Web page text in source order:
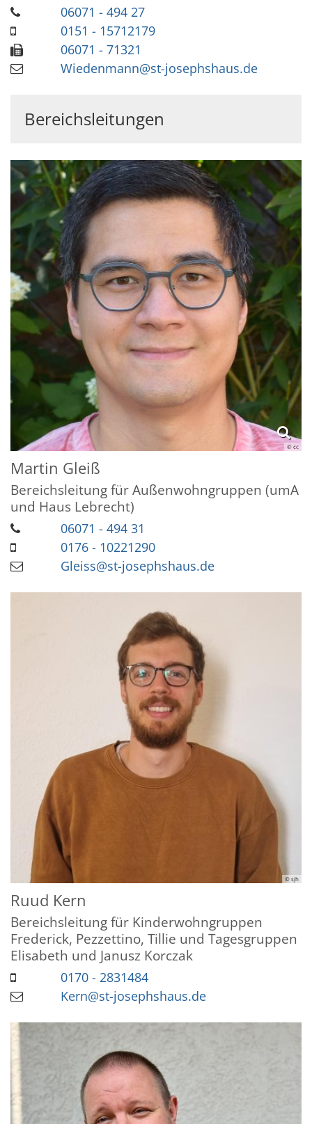
06071 - 494 27
0151 - 15712179
06071 - 71321
Wiedenmann@st-josephshaus.de
Bereichsleitungen
© cc
Martin Gleiß
Bereichsleitung für Außenwohngruppen (umA
und Haus Lebrecht)
06071 - 494 31
0176 - 10221290
Gleiss@st-josephshaus.de
© sjh
Ruud Kern
Bereichsleitung für Kinderwohngruppen
Frederick, Pezzettino, Tillie und Tagesgruppen
Elisabeth und Janusz Korczak
0170 - 2831484
Kern@st-josephshaus.de